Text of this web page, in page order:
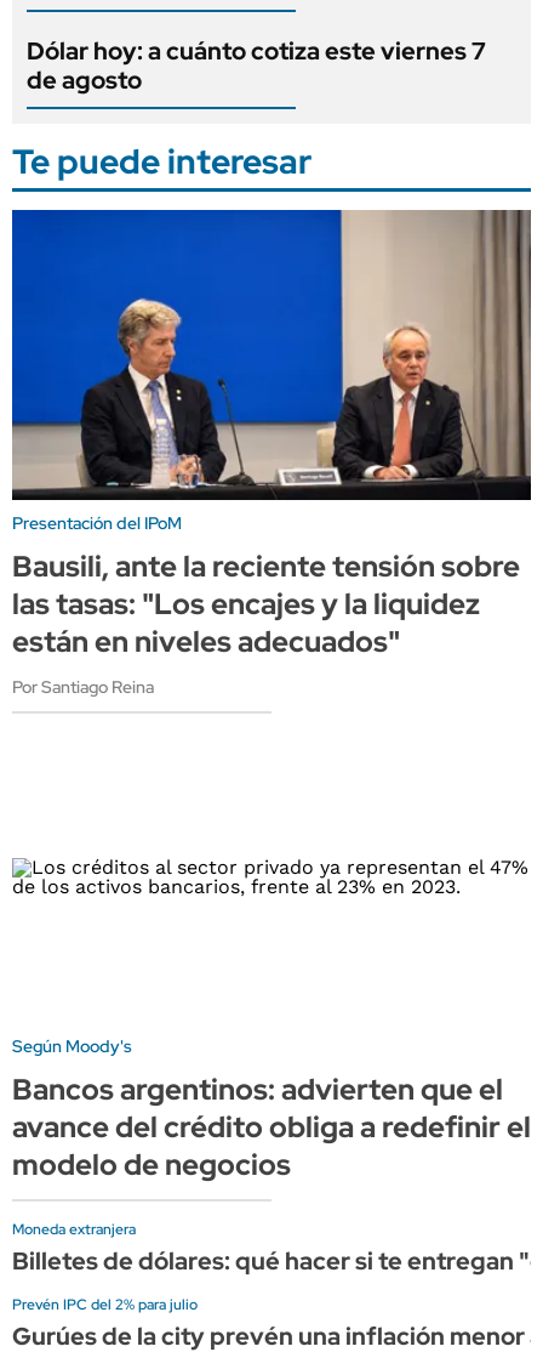
Dólar hoy: a cuánto cotiza este viernes 7
de agosto
Te puede interesar
Presentación del IPoM
Bausili, ante la reciente tensión sobre
las tasas: "Los encajes y la liquidez
están en niveles adecuados"
Por Santiago Reina
Según Moody's
Bancos argentinos: advierten que el
avance del crédito obliga a redefinir el
modelo de negocios
Moneda extranjera
Billetes de dólares: qué hacer si te entregan
Prevén IPC del 2% para julio
Gurúes de la city prevén una inflación menor